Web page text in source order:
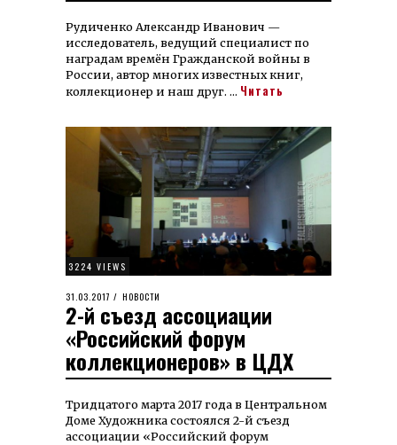
Рудиченко Александр Иванович —
исследователь, ведущий специалист по
наградам времён Гражданской войны в
России, автор многих известных книг,
коллекционер и наш друг. … Читать
3224 VIEWS
POSTED
ON
31.03.2017 02.11.2020
НОВОСТИ
2-й съезд ассоциации
«Российский форум
коллекционеров» в ЦДХ
Тридцатого марта 2017 года в Центральном
Доме Художника состоялся 2-й съезд
ассоциации «Российский форум